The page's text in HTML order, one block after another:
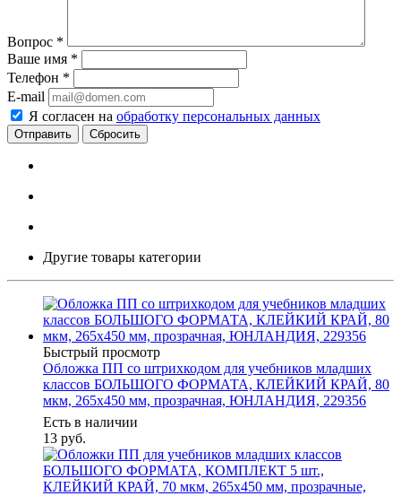
Вопрос *
Ваше имя *
Телефон *
E-mail
Я согласен на обработку персональных данных
Сбросить
Другие товары категории
Быстрый просмотр
Обложка ПП со штрихкодом для учебников младших
классов БОЛЬШОГО ФОРМАТА, КЛЕЙКИЙ КРАЙ, 80
мкм, 265х450 мм, прозрачная, ЮНЛАНДИЯ, 229356
Есть в наличии
13 руб.